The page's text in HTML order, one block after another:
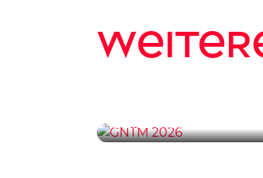
Format-Integrationen
der 21. GNTM-